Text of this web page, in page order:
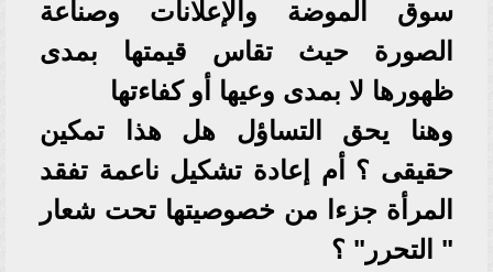
سوق الموضة والإعلانات وصناعة
الصورة حيث تقاس قيمتها بمدى
ظهورها لا بمدى وعيها أو كفاءتها
وهنا يحق التساؤل هل هذا تمكين
حقيقى ؟ أم إعادة تشكيل ناعمة تفقد
المرأة جزءا من خصوصيتها تحت شعار
" التحرر" ؟